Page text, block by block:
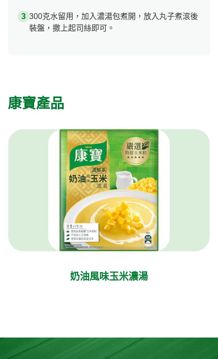
300克水留用，加入濃湯包煮開，放入丸子煮滾後
裝盤，撒上起司絲即可。
康寶產品
奶油風味玉米濃湯